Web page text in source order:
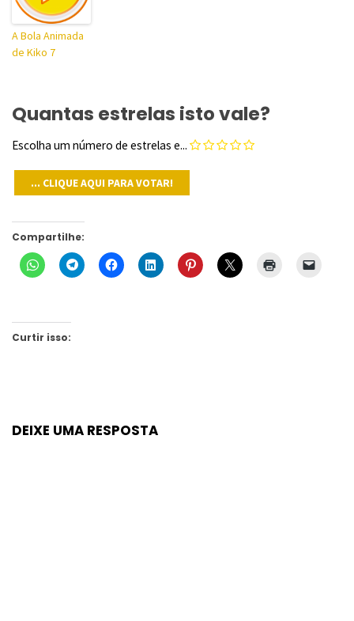
A Bola Animada
de Kiko 7
Quantas estrelas isto vale?
Escolha um número de estrelas e...
Compartilhe:
Curtir isso:
DEIXE UMA RESPOSTA